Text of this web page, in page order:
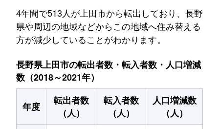
4年間で513人が上田市から転出しており、長野
県や周辺の地域などからこの地域へ住み替える
方が減少していることがわかります。
長野県上田市の転出者数・転入者数・人口増減
数（2018～2021年）
年度
転出者数
（人）
転入者数
（人）
人口増減数
（人）